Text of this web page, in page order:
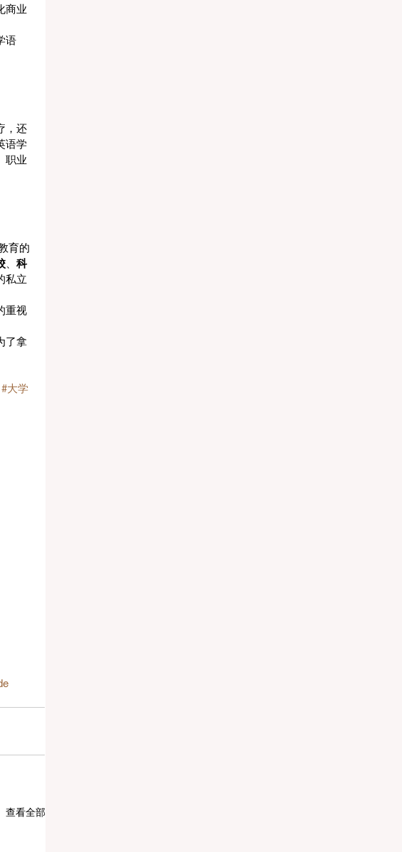
商业
语
，还
语学
职业
育的
科
私立
重视
了拿
#大学
查看全部